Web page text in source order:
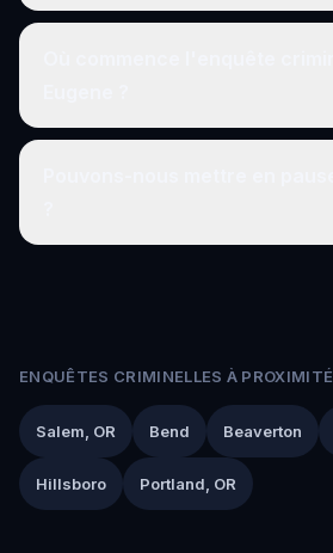
ENQUÊTES CRIMINELLES À PROXIMITÉ
Salem, OR Bend Beaverton
Hillsboro Portland, OR